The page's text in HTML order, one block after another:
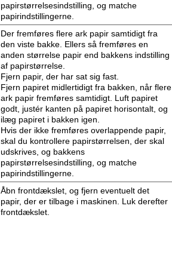
papirstørrelsesindstilling, og matche
papirindstillingerne.
Der fremføres flere ark papir samtidigt fra
den viste bakke. Ellers så fremføres en
anden størrelse papir end bakkens indstilling
af papirstørrelse.
Fjern papir, der har sat sig fast.
Fjern papiret midlertidigt fra bakken, når flere
ark papir fremføres samtidigt. Luft papiret
godt, justér kanten på papiret horisontalt, og
ilæg papiret i bakken igen.
Hvis der ikke fremføres overlappende papir,
skal du kontrollere papirstørrelsen, der skal
udskrives, og bakkens
papirstørrelsesindstilling, og matche
papirindstillingerne.
Åbn frontdækslet, og fjern eventuelt det
papir, der er tilbage i maskinen. Luk derefter
frontdækslet.